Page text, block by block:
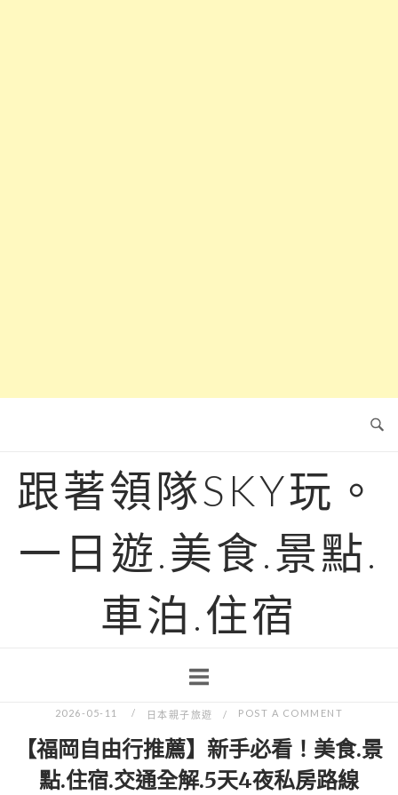
跟著領隊SKY玩。
一日遊.美食.景點.
車泊.住宿
2026-05-11 日本親子旅遊 POST A COMMENT
【福岡自由行推薦】新手必看！美食.景
點.住宿.交通全解.5天4夜私房路線